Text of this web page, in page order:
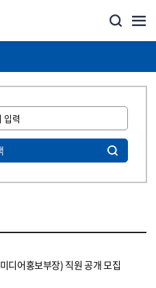
디어홍보부장) 직원 공개 모집